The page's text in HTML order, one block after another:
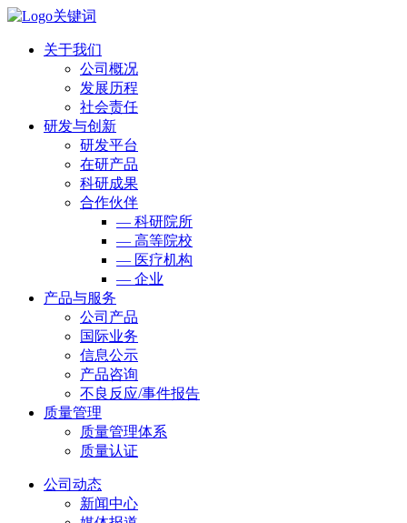
关于我们
公司概况
发展历程
社会责任
研发与创新
研发平台
在研产品
科研成果
合作伙伴
— 科研院所
— 高等院校
— 医疗机构
— 企业
产品与服务
公司产品
国际业务
信息公示
产品咨询
不良反应/事件报告
质量管理
质量管理体系
质量认证
公司动态
新闻中心